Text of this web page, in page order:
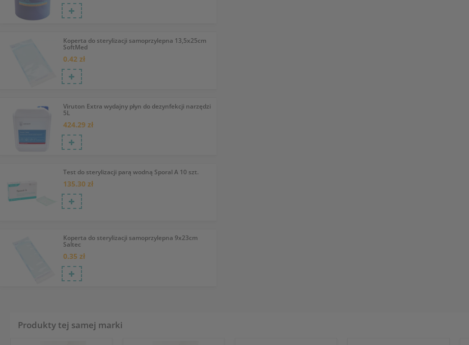
Koperta do sterylizacji samoprzylepna 13,5x25cm
SoftMed
0.42 zł
Viruton Extra wydajny płyn do dezynfekcji narzędzi
5L
424.29 zł
Test do sterylizacji parą wodną Sporal A 10 szt.
135.30 zł
Koperta do sterylizacji samoprzylepna 9x23cm
Saltec
0.35 zł
Produkty tej samej marki